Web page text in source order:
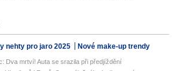
nehty pro jaro 2025 Nové make-up trendy
Dva mrtví! Auta se srazila při předjíždění